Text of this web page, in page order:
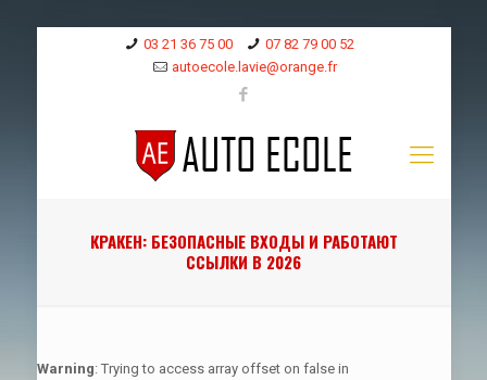
03 21 36 75 00
07 82 79 00 52
autoecole.lavie@orange.fr
КРАКЕН: БЕЗОПАСНЫЕ ВХОДЫ И РАБОТАЮТ
ССЫЛКИ В 2026
Warning: Trying to access array offset on false in